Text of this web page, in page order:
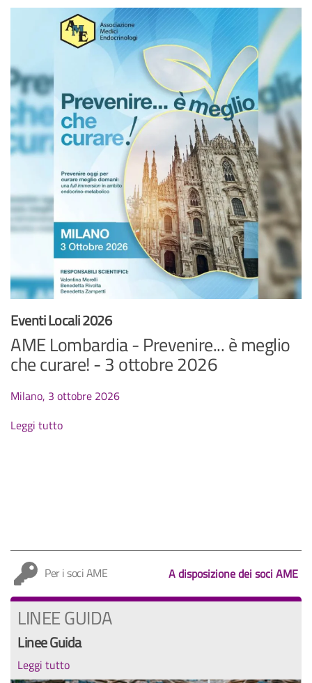
Eventi Locali 2026
AME Lombardia - Prevenire... è meglio
che curare! - 3 ottobre 2026
Milano, 3 ottobre 2026
Leggi tutto
Per i soci AME A disposizione dei soci AME
LINEE GUIDA
Linee Guida
Leggi tutto